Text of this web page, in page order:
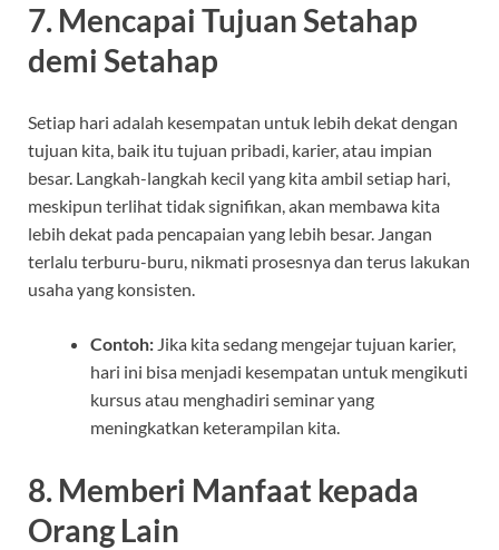
7. Mencapai Tujuan Setahap
demi Setahap
Setiap hari adalah kesempatan untuk lebih dekat dengan
tujuan kita, baik itu tujuan pribadi, karier, atau impian
besar. Langkah-langkah kecil yang kita ambil setiap hari,
meskipun terlihat tidak signifikan, akan membawa kita
lebih dekat pada pencapaian yang lebih besar. Jangan
terlalu terburu-buru, nikmati prosesnya dan terus lakukan
usaha yang konsisten.
Contoh: Jika kita sedang mengejar tujuan karier,
hari ini bisa menjadi kesempatan untuk mengikuti
kursus atau menghadiri seminar yang
meningkatkan keterampilan kita.
8. Memberi Manfaat kepada
Orang Lain